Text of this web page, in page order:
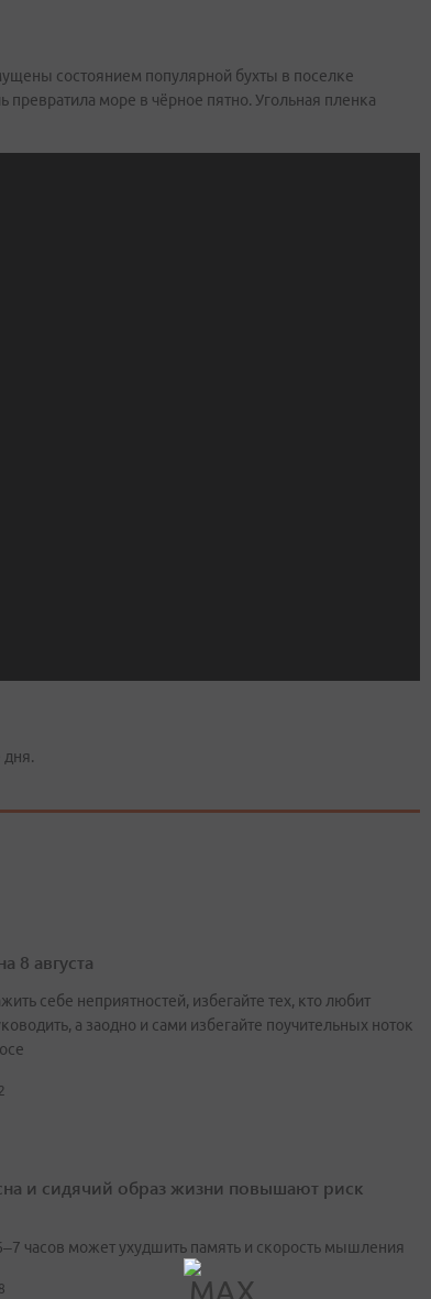
состоянием популярной бухты в поселке
превратила море в чёрное пятно. Угольная пленка
дня.
8 августа
себе неприятностей, избегайте тех, кто любит
а заодно и сами избегайте поучительных ноток
и сидячий образ жизни повышают риск
часов может ухудшить память и скорость мышления